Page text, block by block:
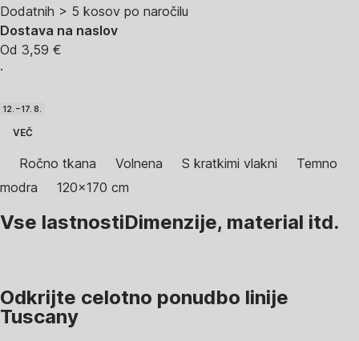
Dodatnih > 5 kosov po naročilu
Dostava na naslov
Od 3,59 €
·
12. – 17. 8.
VEČ
Ročno tkana Volnena S kratkimi vlakni
Temno
modra
120x170 cm
Vse lastnostiDimenzije, material itd.
Odkrijte celotno ponudbo linije
Tuscany